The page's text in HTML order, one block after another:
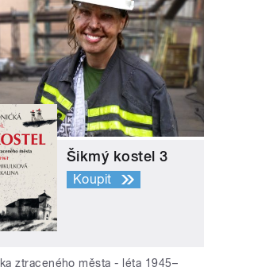
Šikmý kostel 3
Koupit
ztraceného města - léta 1945–